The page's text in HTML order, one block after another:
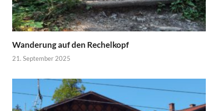
Wanderung auf den Rechelkopf
21. September 2025